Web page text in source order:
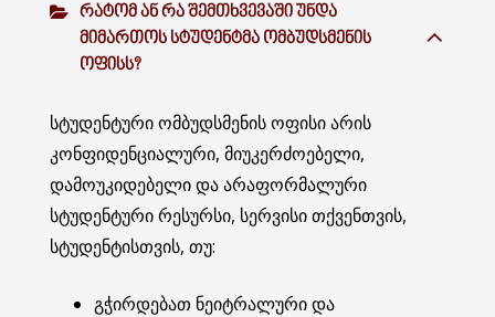
ᲠᲐᲢᲝᲛ ᲐᲜ ᲠᲐ ᲨᲔᲛᲗᲮᲕᲔᲕᲐᲨᲘ ᲣᲜᲓᲐ
ᲛᲘᲛᲐᲠᲗᲝᲡ ᲡᲢᲣᲓᲔᲜᲢᲛᲐ ᲝᲛᲑᲣᲓᲡᲛᲔᲜᲘᲡ
ᲝᲤᲘᲡᲡ?
სტუდენტური ომბუდსმენის ოფისი არის
კონფიდენციალური, მიუკერძოებელი,
დამოუკიდებელი და არაფორმალური
სტუდენტური რესურსი, სერვისი თქვენთვის,
სტუდენტისთვის, თუ:
გჭირდებათ ნეიტრალური და